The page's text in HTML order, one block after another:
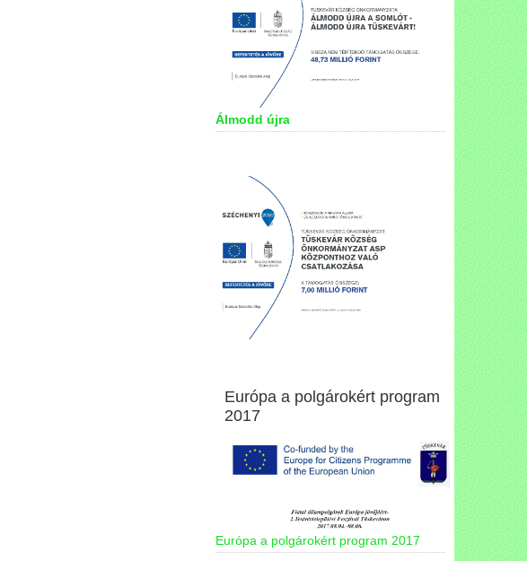
Álmodd újra
Európa a polgárokért program
2017
Európa a polgárokért program 2017